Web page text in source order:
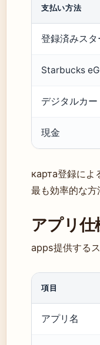
支払い方法
登録済みス
Starbucks
デジタルカー
現金
карта登録によ
最も効率的な
アプリ仕
apps提供する
項目
アプリ名